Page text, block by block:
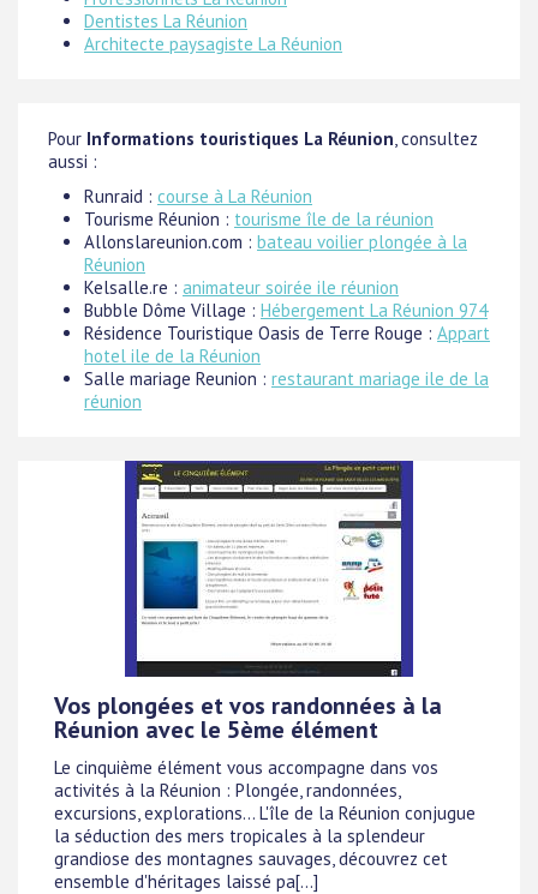
Dentistes La Réunion
Architecte paysagiste La Réunion
Pour Informations touristiques La Réunion , consultez
aussi :
Runraid : course à La Réunion
Tourisme Réunion : tourisme île de la réunion
Allonslareunion.com : bateau voilier plongée à la
Réunion
Kelsalle.re : animateur soirée ile réunion
Bubble Dôme Village : Hébergement La Réunion 974
Résidence Touristique Oasis de Terre Rouge : Appart
hotel ile de la Réunion
Salle mariage Reunion : restaurant mariage ile de la
réunion
Vos plongées et vos randonnées à la
Réunion avec le 5ème élément
Le cinquième élément vous accompagne dans vos
activités à la Réunion : Plongée, randonnées,
excursions, explorations... L'île de la Réunion conjugue
la séduction des mers tropicales à la splendeur
grandiose des montagnes sauvages, découvrez cet
ensemble d'héritages laissé pa[...]